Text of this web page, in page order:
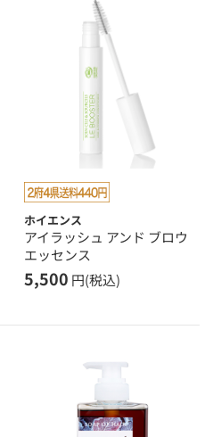
ホイエンス
アイラッシュ アンド ブロウ
エッセンス
5,500 円(税込)